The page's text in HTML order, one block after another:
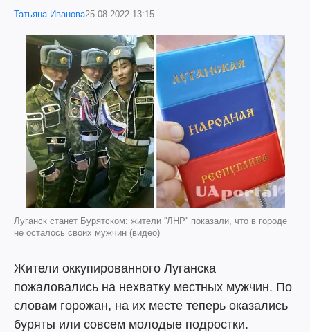
Татьяна Иванова25.08.2022 13:15
Луганск станет Бурятском: жители ''ЛНР'' показали, что в городе
не осталось своих мужчин (видео)
Жители оккупированного Луганска
пожаловались на нехватку местных мужчин. По
словам горожан, на их месте теперь оказались
буряты или совсем молодые подростки.